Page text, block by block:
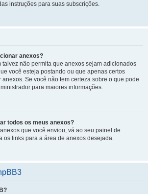
instruções para suas subscrições.
anexos?
talvez não permita que anexos sejam adicionados
você esteja postando ou que apenas certos
Se você não tem certeza sobre o que pode
para maiores informações.
todos os meus anexos?
que você enviou, vá ao seu painel de
os links para a área de anexos desejada.